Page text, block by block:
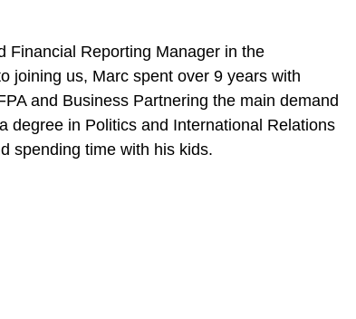
Financial Reporting Manager in the
joining us, Marc spent over 9 years with
and Business Partnering the main demand
degree in Politics and International Relations
spending time with his kids.